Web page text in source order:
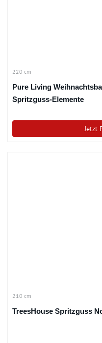
220 cm
Pure Living
Spritzguss-Elemente
Jetzt
210 cm
TreesHouse Spritzguss